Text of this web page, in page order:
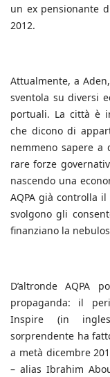
un ex pensionante
2012.
Attualmente, a
sventola su diversi
portuali. La città è
che dicono di
nemmeno sapere a
rare forze
nascendo una
AQPA già controlla
svolgono gli
finanziano la
D’altronde AQPA
propaganda: il
Inspire (in
sorprendente ha
a metà dicembre
– alias Ibrahim